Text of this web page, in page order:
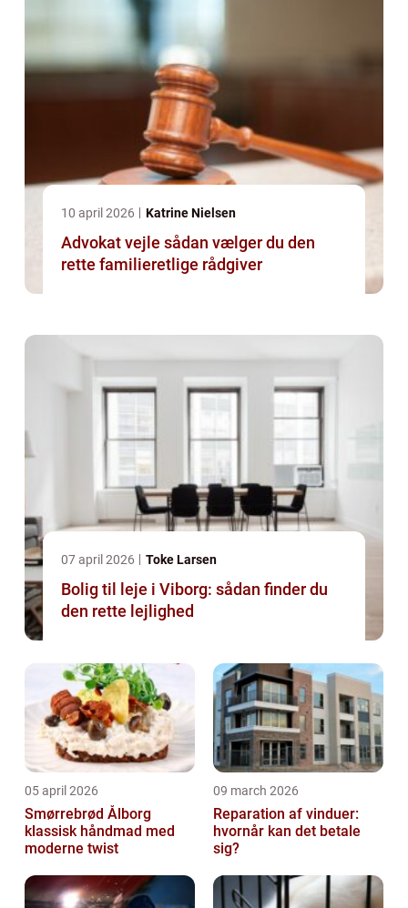
10 april 2026 Katrine Nielsen
Advokat vejle sådan vælger du den
rette familieretlige rådgiver
07 april 2026 Toke Larsen
Bolig til leje i Viborg: sådan finder du
den rette lejlighed
05 april 2026
Smørrebrød Ålborg
klassisk håndmad med
moderne twist
09 march 2026
Reparation af vinduer:
hvornår kan det betale
sig?